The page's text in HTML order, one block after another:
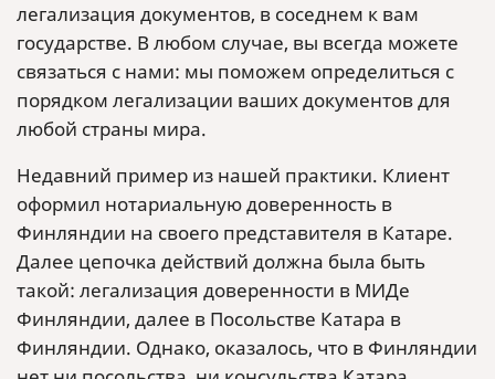
легализация документов, в соседнем к вам
государстве. В любом случае, вы всегда можете
связаться с нами: мы поможем определиться с
порядком легализации ваших документов для
любой страны мира.
Недавний пример из нашей практики. Клиент
оформил нотариальную доверенность в
Финляндии на своего представителя в Катаре.
Далее цепочка действий должна была быть
такой: легализация доверенности в МИДе
Финляндии, далее в Посольстве Катара в
Финляндии. Однако, оказалось, что в Финляндии